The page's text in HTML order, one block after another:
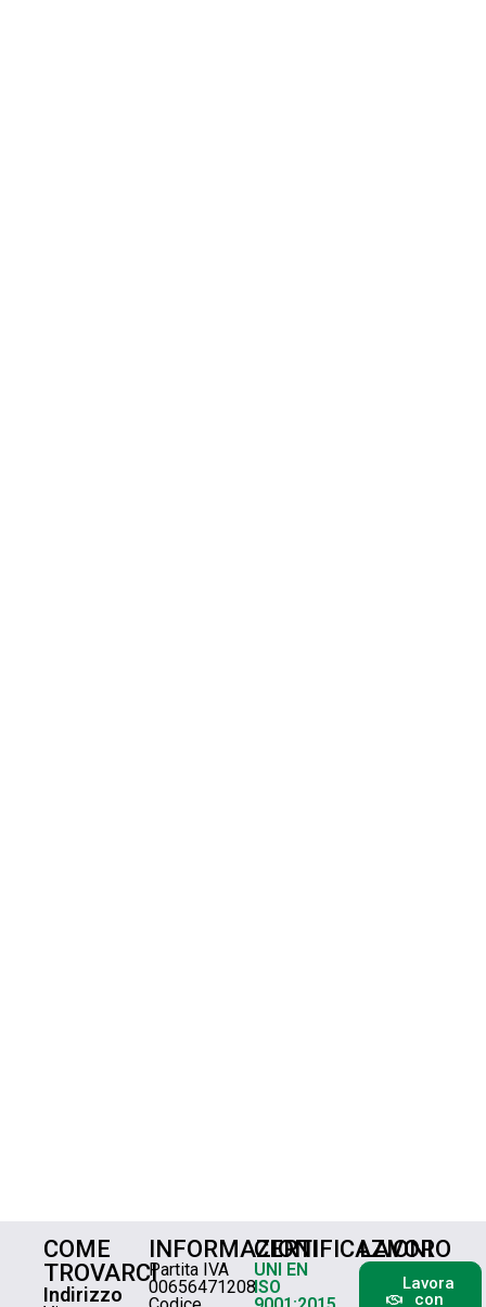
COME
TROVARCI
Indirizzo
INFORMAZIONI
Partita IVA
00656471208
CERTIFICAZIONI
UNI EN
ISO
LAVORO
Lavora
con